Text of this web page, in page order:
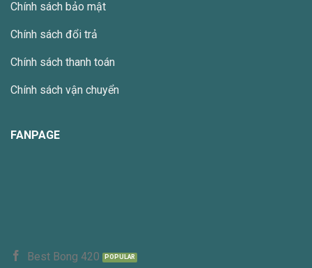
Chính sách bảo mật
Chính sách đổi trả
Chính sách thanh toán
Chính sách vận chuyển
FANPAGE
Best Bong 420